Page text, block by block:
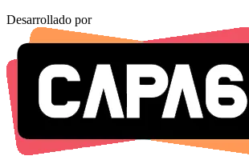
Desarrollado por